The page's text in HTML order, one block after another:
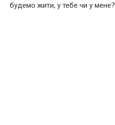
будемо жити, у тебе чи у мене?